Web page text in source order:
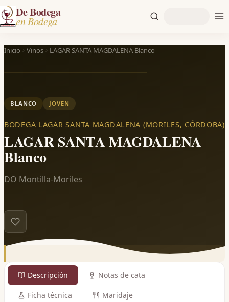
De Bodega
en Bodega
Inicio Vinos LAGAR SANTA MAGDALENA Blanco
BLANCO JOVEN
BODEGA LAGAR SANTA MAGDALENA (MORILES, CÓRDOBA)
LAGAR SANTA MAGDALENA
Blanco
DO Montilla-Moriles
Descripción Notas de cata
Ficha técnica Maridaje